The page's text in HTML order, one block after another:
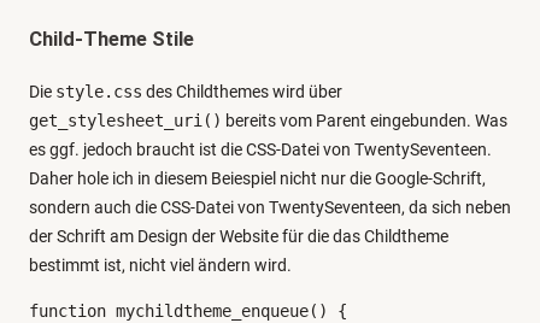
Child-Theme Stile
Die style.css des Childthemes wird über
get_stylesheet_uri() bereits vom Parent eingebunden. Was
es ggf. jedoch braucht ist die CSS-Datei von TwentySeventeen.
Daher hole ich in diesem Beiespiel nicht nur die Google-Schrift,
sondern auch die CSS-Datei von TwentySeventeen, da sich neben
der Schrift am Design der Website für die das Childtheme
bestimmt ist, nicht viel ändern wird.
function mychildtheme_enqueue() {